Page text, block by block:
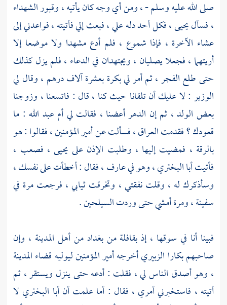
صلى الله عليه وسلم - ، ومن أي وجه كان يأتيه ، وقبور الشهداء
، فسأليحيى، فكل أحد دله علي ، فبعث إلي فأتيته ، فواعدني إلى
عشاء الآخرة ، فإذا شموع ، فلم أدع مشهدا ولا موضعا إلا
أريتهما ، فجعلا يصليان ، ويجتهدان في الدعاء ، فلم يزل كذلك
حتى طلع الفجر ، ثم أمر لي بكرة بعشرة آلاف درهم ، وقال لي
الوزير : لا عليك أن تلقانا حيث كنا ، قال : فاتسعنا ، وزوجنا
بعض الولد ، ثم إن الدهر أعضنا ، فقالت ليأم عبد الله : ما
قعودك ؟ فقدمتالعراق، فسألت عن أمير المؤمنين ، فقالوا : هو
بالرقة ، فمضيت إليها ، وطلبت الإذن على يحيى ، فصعب ،
فأتيتأبا البختري، وهو في عارف ، فقال : أخطأت على نفسك ،
وسأذكرك له ، وقلت نفقتي ، وتخرقت ثيابي ، فرجعت مرة في
سفينة ، ومرة أمشي حتى وردت السيلحين .
فبينا أنا في سوقها ، إذ بقافلة منبغدادمن أهل المدينة ، وإن
صاحبهمبكارا الزبيريأخرجه أمير المؤمنين ليوليه قضاءالمدينة
، وهو أصدق الناس لي ، فقلت : أدعه حتى ينزل ويستقر ، ثم
أتيته ، فاستخبرني أمري ، فقال : أما علمت أنأبا البختري لا